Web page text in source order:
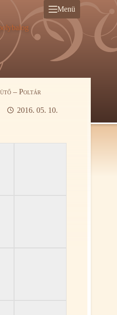
Menü
– Poltár
2016. 05. 10.